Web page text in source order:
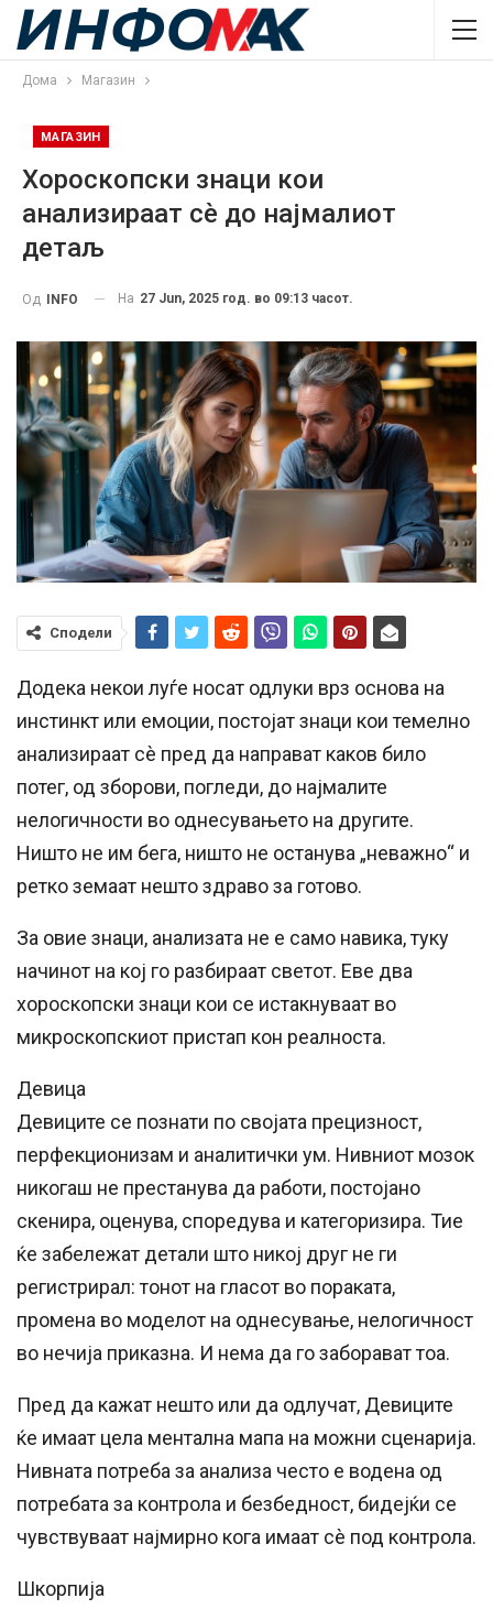
Дома Магазин
МАГАЗИН
Хороскопски знаци кои
анализираат сè до најмалиот
детаљ
Од INFO На 27 Jun, 2025 год. во 09:13 часот.
Сподели
Додека некои луѓе носат одлуки врз основа на
инстинкт или емоции, постојат знаци кои темелно
анализираат сè пред да направат каков било
потег, од зборови, погледи, до најмалите
нелогичности во однесувањето на другите.
Ништо не им бега, ништо не останува „неважно“ и
ретко земаат нешто здраво за готово.
За овие знаци, анализата не е само навика, туку
начинот на кој го разбираат светот. Еве два
хороскопски знаци кои се истакнуваат во
микроскопскиот пристап кон реалноста.
Девица
Девиците се познати по својата прецизност,
перфекционизам и аналитички ум. Нивниот мозок
никогаш не престанува да работи, постојано
скенира, оценува, споредува и категоризира. Тие
ќе забележат детали што никој друг не ги
регистрирал: тонот на гласот во пораката,
промена во моделот на однесување, нелогичност
во нечија приказна. И нема да го заборават тоа.
Пред да кажат нешто или да одлучат, Девиците
ќе имаат цела ментална мапа на можни сценарија.
Нивната потреба за анализа често е водена од
потребата за контрола и безбедност, бидејќи се
чувствуваат најмирно кога имаат сè под контрола.
Шкорпија